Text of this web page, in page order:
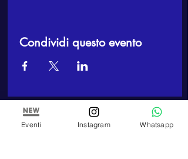
Condividi questo evento
ARTE E PITTURA
Eventi Instagram Whatsapp